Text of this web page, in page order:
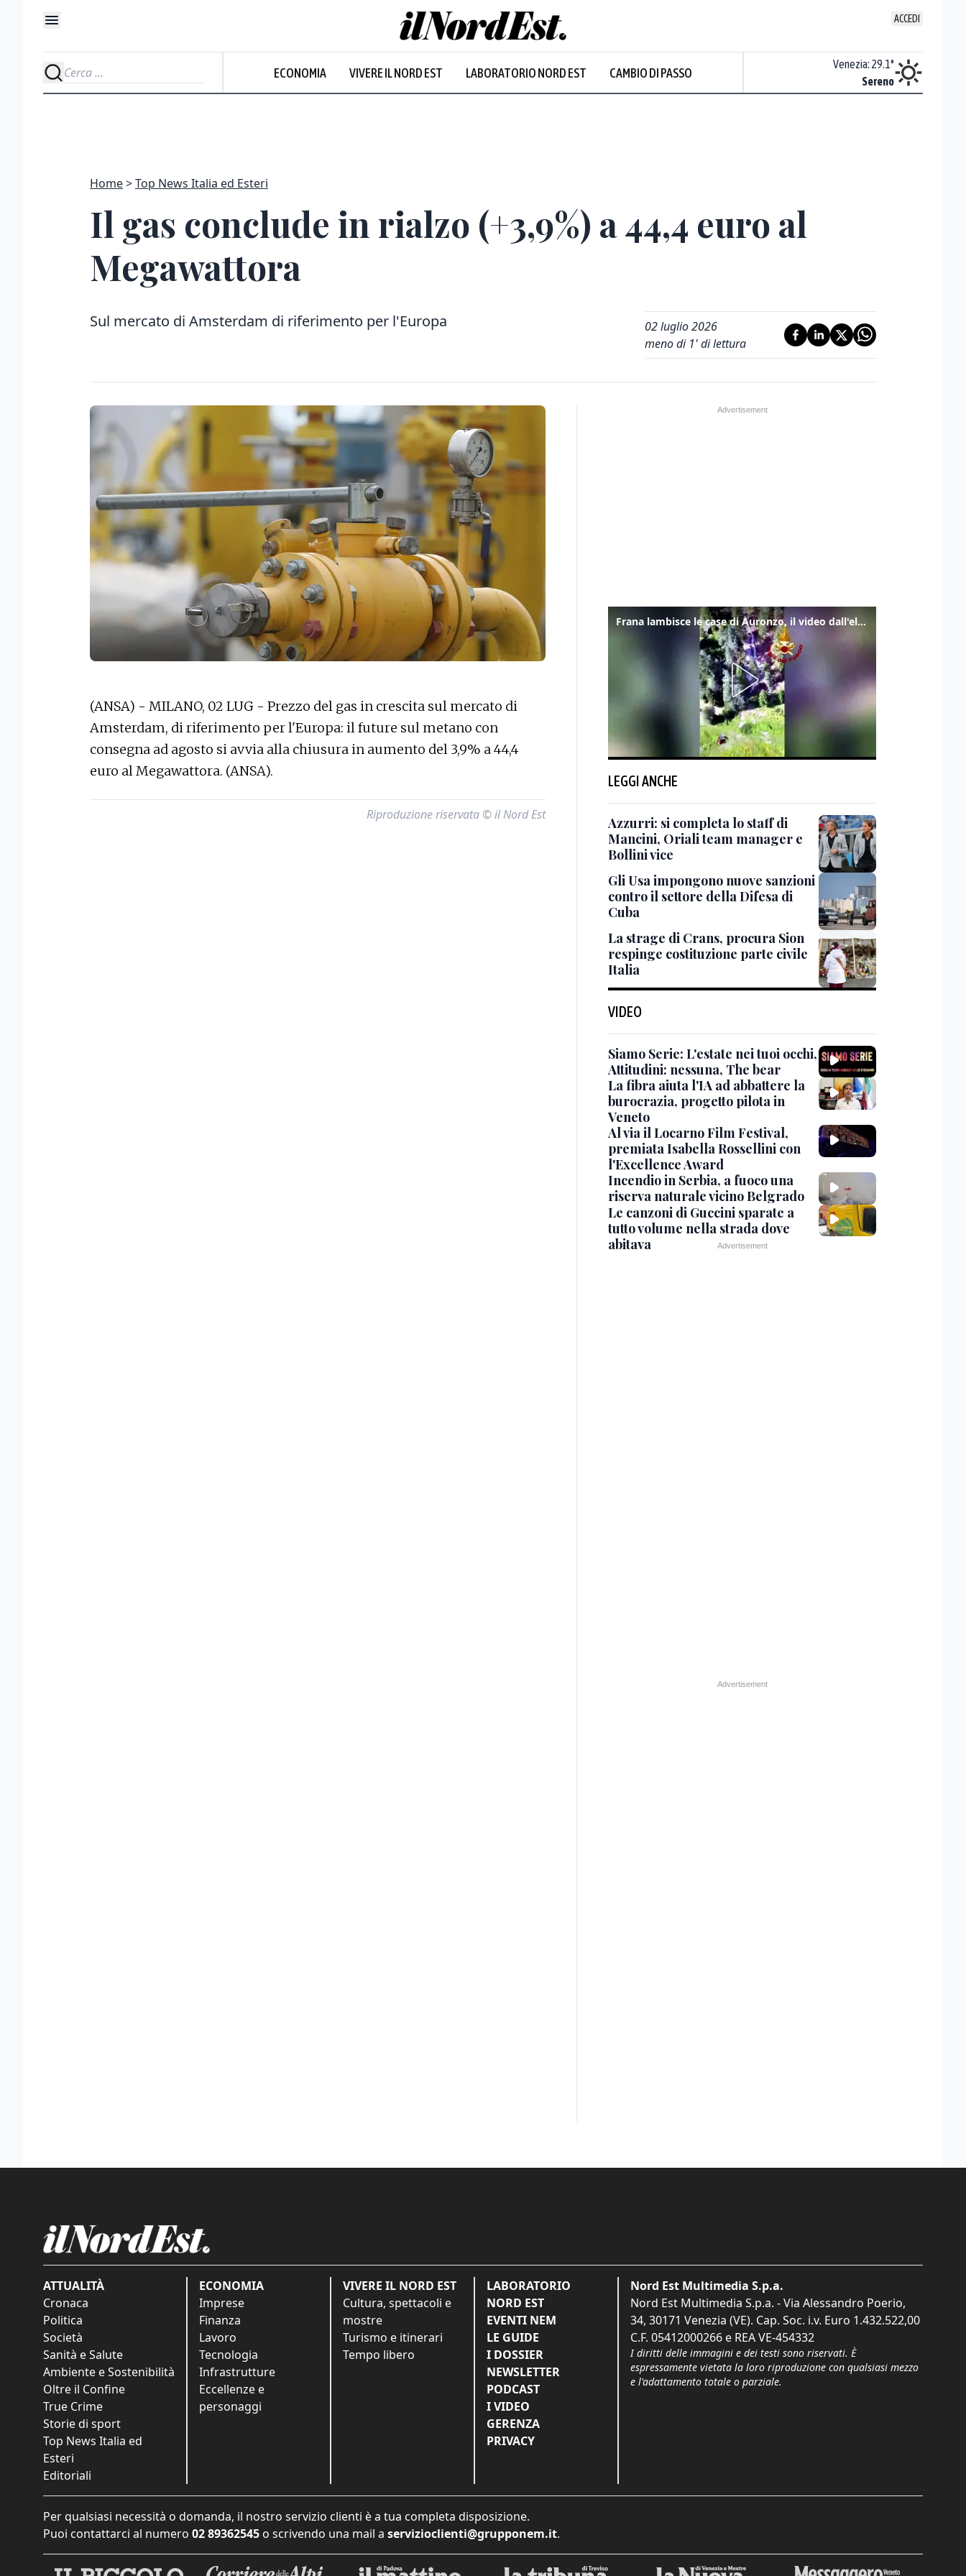
ACCEDI
ECONOMIA VIVERE IL NORD EST LABORATORIO NORD EST CAMBIO DI PASSO
Prevalentemente soleggiato
Venezia: 29.1°
Sereno
Home Top News Italia ed Esteri
Il gas conclude in rialzo (+3,9%) a 44,4 euro al
Megawattora
Sul mercato di Amsterdam di riferimento per l'Europa
02 luglio 2026
meno di 1' di lettura
(ANSA) - MILANO, 02 LUG - Prezzo del gas in crescita sul mercato di
Amsterdam, di riferimento per l'Europa: il future sul metano con
consegna ad agosto si avvia alla chiusura in aumento del 3,9% a 44,4
euro al Megawattora. (ANSA).
Riproduzione riservata © il Nord Est
Frana lambisce le case di Auronzo, il video dall'elicottero dei vigili del fuoco
LEGGI ANCHE
Azzurri: si completa lo staff di
Mancini, Oriali team manager e
Bollini vice
Gli Usa impongono nuove sanzioni
contro il settore della Difesa di
Cuba
La strage di Crans, procura Sion
respinge costituzione parte civile
Italia
VIDEO
Siamo Serie: L'estate nei tuoi occhi,
Attitudini: nessuna, The bear
La fibra aiuta l'IA ad abbattere la
burocrazia, progetto pilota in
Veneto
Al via il Locarno Film Festival,
premiata Isabella Rossellini con
l'Excellence Award
Incendio in Serbia, a fuoco una
riserva naturale vicino Belgrado
Le canzoni di Guccini sparate a
tutto volume nella strada dove
abitava
ATTUALITÀ
Cronaca
Politica
Società
Sanità e Salute
Ambiente e Sostenibilità
Oltre il Confine
True Crime
Storie di sport
Top News Italia ed
Esteri
Editoriali
ECONOMIA
Imprese
Finanza
Lavoro
Tecnologia
Infrastrutture
Eccellenze e
personaggi
VIVERE IL NORD EST
Cultura, spettacoli e
mostre
Turismo e itinerari
Tempo libero
LABORATORIO
NORD EST
EVENTI NEM
LE GUIDE
I DOSSIER
NEWSLETTER
PODCAST
I VIDEO
GERENZA
PRIVACY
Nord Est Multimedia S.p.a.
Nord Est Multimedia S.p.a. - Via Alessandro Poerio,
34, 30171 Venezia (VE). Cap. Soc. i.v. Euro 1.432.522,00
C.F. 05412000266 e REA VE-454332
I diritti delle immagini e dei testi sono riservati. È
espressamente vietata la loro riproduzione con qualsiasi mezzo
e l'adattamento totale o parziale.
Per qualsiasi necessità o domanda, il nostro servizio clienti è a tua completa disposizione.
Puoi contattarci al numero 02 89362545 o scrivendo una mail a servizioclienti@grupponem.it.